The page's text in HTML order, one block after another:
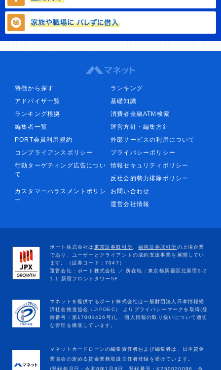
特徴から探す
ランキング
アドバイザ一覧
基礎知識
ランキング根拠
消費者金融ATM検索
編集者一覧
運営方針・編集方針
PORT会員利用規約
外部サービスの利用について
コンプライアンスポリシー
プライバシーポリシー
行動ターゲティング広告につい
て
情報セキュリティポリシー
反社会的勢力排除ポリシー
カスタマーハラスメントポリシ
ー
お問い合わせ
運営会社情報
マネットカードローンの編集責任者および編集者は、日本貸金
業協会の定める貸金業務取扱主任者登録を受けています。
(登録年月日：令和8年1月9日、登録番号：K250020096、合